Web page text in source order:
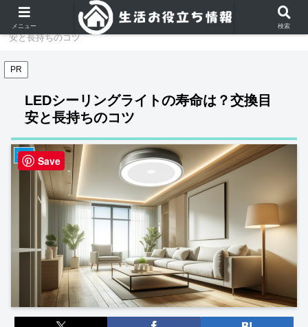
家電
LEDシーリングライトの寿命は？交換目
安と長持ちのコツ
PR
LEDシーリングライトの寿命は？交換目
安と長持ちのコツ
家電
メニュー 検索
Save